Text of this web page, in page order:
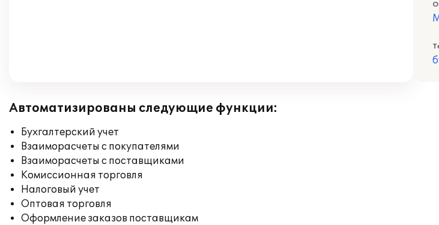
Автоматизированы следующие функции:
Бухгалтерский учет
Взаиморасчеты с покупателями
Взаиморасчеты с поставщиками
Комиссионная торговля
Налоговый учет
Оптовая торговля
Оформление заказов поставщикам